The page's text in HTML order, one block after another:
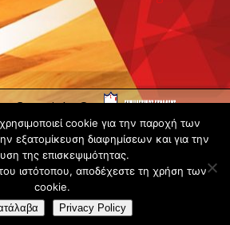
Copyright ©
2020 -
Gsperamatosermis.gr
All rights
reserved. -
Χρήσης
cookie για την παροχή των
εξατομίκευση διαφημίσεων και για την
της επισκεψιμότητας.
ιστότοπου, αποδέχεστε τη χρήση των
cookie.
Privacy Policy